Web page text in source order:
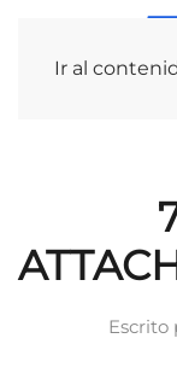
Ir al
Escrito